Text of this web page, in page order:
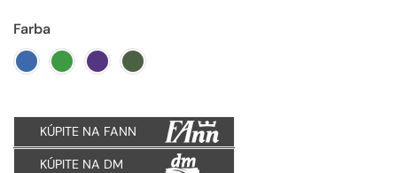
Farba
KÚPITE NA FANN
KÚPITE NA DM